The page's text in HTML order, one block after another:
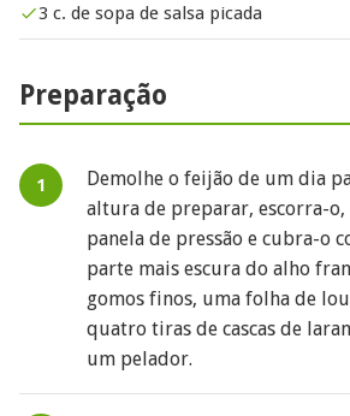
3 c. de sopa de salsa picada
Preparação
Demolhe o feijão de um dia
altura de preparar, escorra-o,
panela de pressão e cubra-o
parte mais escura do alho
gomos finos, uma folha de
quatro tiras de cascas de
um pelador.